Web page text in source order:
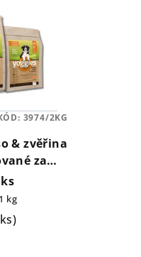
& zvěřina
za
2kg, 5kg,
kg
)
3974/2KG